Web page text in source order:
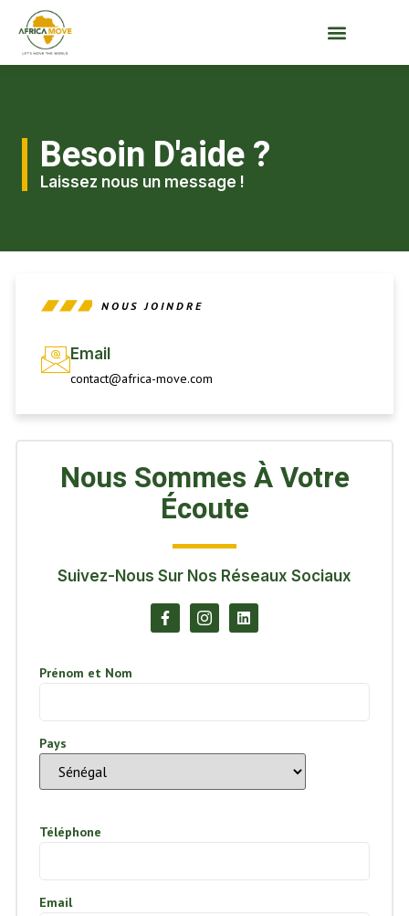
Besoin D'aide ?
Laissez nous un message !
NOUS JOINDRE
Email
contact@africa-move.com
Nous Sommes À Votre
Écoute
Suivez-Nous Sur Nos Réseaux Sociaux
Prénom et Nom
Pays
Téléphone
Email